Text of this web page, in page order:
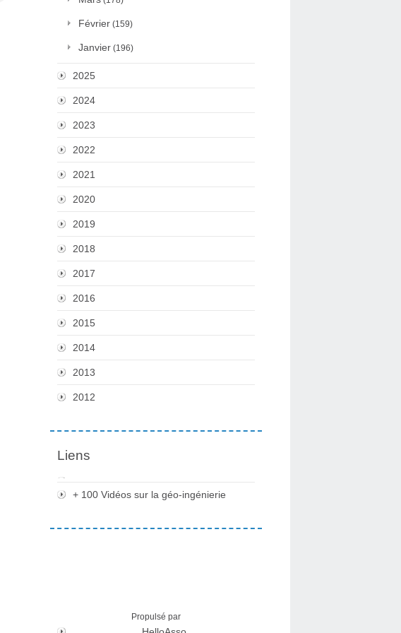
Février (159)
Janvier (196)
2025
2024
2023
2022
2021
2020
2019
2018
2017
2016
2015
2014
2013
2012
Liens
+ 100 Vidéos sur la géo-ingénierie
Propulsé par